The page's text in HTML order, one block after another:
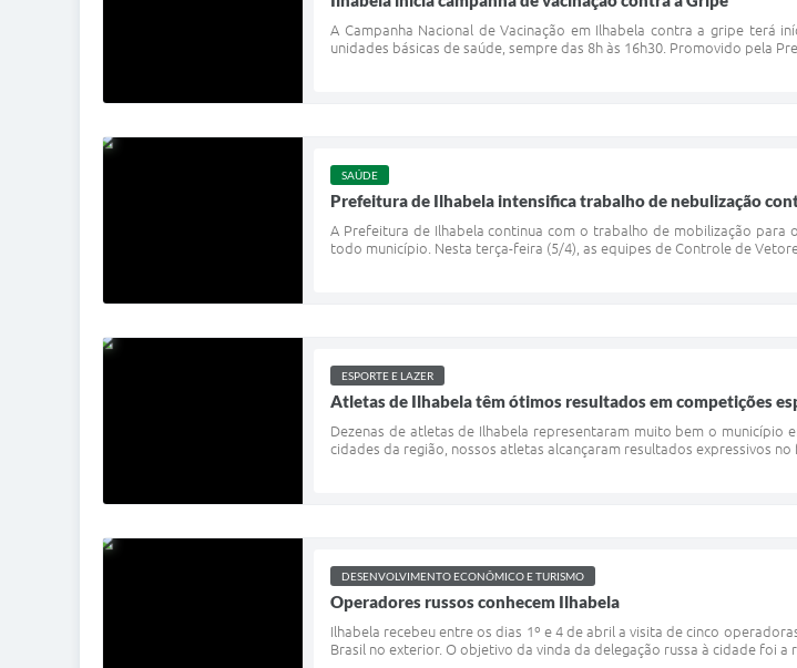
A Campanha Nacional de Vacinação em Ilhabela contra a gripe terá
unidades básicas de saúde, sempre das 8h às 16h30. Promovido pela
SAÚDE
Prefeitura de Ilhabela intensifica trabalho de nebulização
A Prefeitura de Ilhabela continua com o trabalho de mobilização para
todo município. Nesta terça-feira (5/4), as equipes de Controle de
ESPORTE E LAZER
Atletas de Ilhabela têm ótimos resultados em competições
Dezenas de atletas de Ilhabela representaram muito bem o
cidades da região, nossos atletas alcançaram resultados expressivos
DESENVOLVIMENTO ECONÔMICO E TURISMO
Operadores russos conhecem Ilhabela
Ilhabela recebeu entre os dias 1º e 4 de abril a visita de cinco
Brasil no exterior. O objetivo da vinda da delegação russa à cidade foi a